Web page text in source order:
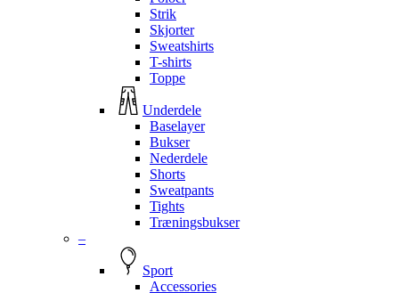
Strik
Skjorter
Sweatshirts
T-shirts
Toppe
Underdele
Baselayer
Bukser
Nederdele
Shorts
Sweatpants
Tights
Træningsbukser
–
Sport
Accessories